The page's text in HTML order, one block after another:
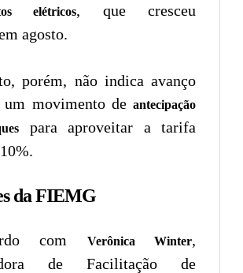
elétricos, que cresceu
agosto.
porém, não indica avanço
um movimento de antecipação
para aproveitar a tarifa
da FIEMG
com Verônica Winter,
de Facilitação de